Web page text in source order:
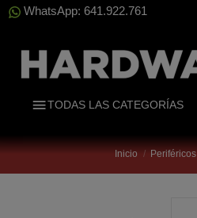
WhatsApp: 641.922.761
TODAS LAS CATEGORÍAS
Inicio Periféricos